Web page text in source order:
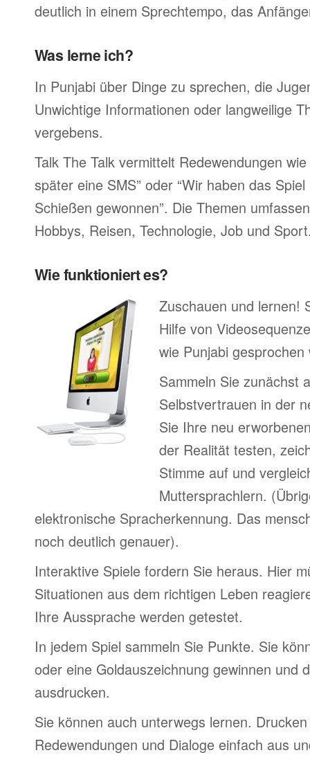
deutlich in einem Sprechtempo, das
Was lerne ich?
In Punjabi über Dinge zu sprechen, die
Unwichtige Informationen oder langweilige
vergebens.
Talk The Talk vermittelt Redewendungen
später eine SMS” oder “Wir haben das
Schießen gewonnen”. Die Themen
Hobbys, Reisen, Technologie, Job und
Wie funktioniert es?
Zuschauen und lernen!
Hilfe von
wie Punjabi gesprochen
Sammeln Sie zunächst
Selbstvertrauen in der
Sie Ihre neu
der Realität testen,
Stimme auf und
Muttersprachlern.
elektronische Spracherkennung. Das
noch deutlich genauer).
Interaktive Spiele fordern Sie heraus. Hier
Situationen aus dem richtigen Leben
Ihre Aussprache werden getestet.
In jedem Spiel sammeln Sie Punkte. Sie
oder eine Goldauszeichnung gewinnen und
ausdrucken.
Sie können auch unterwegs lernen.
Redewendungen und Dialoge einfach aus